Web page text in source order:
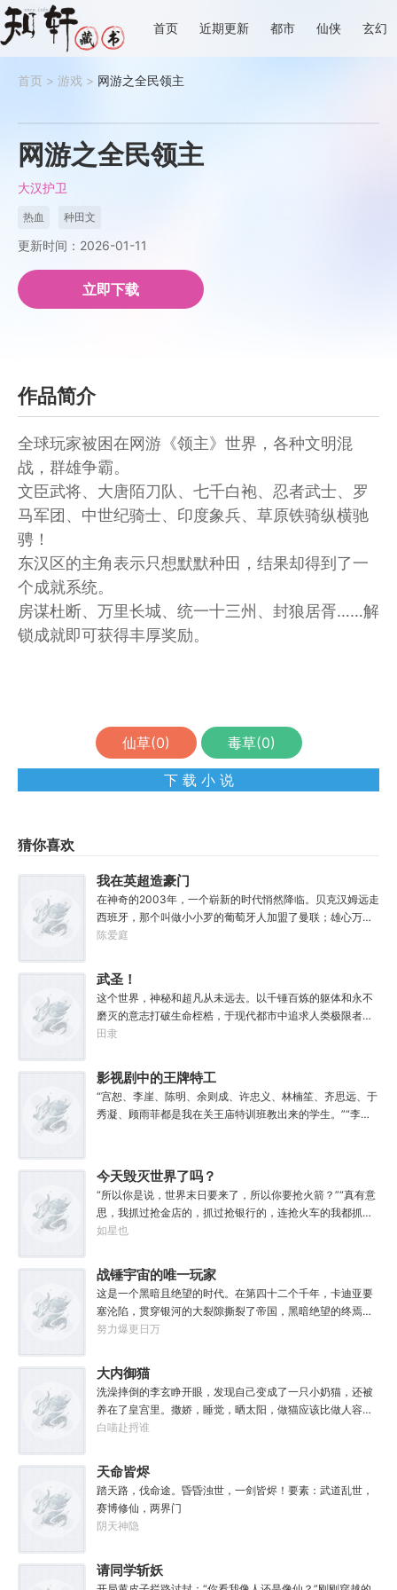
首页 近期更新 都市 仙侠 玄幻
首页 > 游戏 > 网游之全民领主
网游之全民领主
大汉护卫
热血 种田文
更新时间：2026-01-11
立即下载
作品简介
全球玩家被困在网游《领主》世界，各种文明混
战，群雄争霸。
文臣武将、大唐陌刀队、七千白袍、忍者武士、罗
马军团、中世纪骑士、印度象兵、草原铁骑纵横驰
骋！
东汉区的主角表示只想默默种田，结果却得到了一
个成就系统。
房谋杜断、万里长城、统一十三州、封狼居胥……解
锁成就即可获得丰厚奖励。
仙草(0) 毒草(0)
下 载 小 说
猜你喜欢
我在英超造豪门
在神奇的2003年，一个崭新的时代悄然降临。贝克汉姆远走
西班牙，那个叫做小小罗的葡萄牙人加盟了曼联；雄心万丈
的温格率领他的枪手军团，吹响了不败赛季的号角；斯坦福
下英才；在伦敦核心区的海德公园北门，刚从大学毕业的杨
诚继承了一家濒临破产的俱乐部，还有一块令所有人都垂涎
三尺的黄金地皮。“我绝对是有史以来最失败的穿越
者！”“但，我会带领我的球队，在英超，在欧洲，在全世
界，打下一片大大的疆土，让所有的豪门球队都匍匐在我们
陈爱庭
武圣！
这个世界，神秘和超凡从未远去。以千锤百炼的躯体和永不
磨灭的意志打破生命桎梏，于现代都市中追求人类极限者，
被称为：武道家！霓虹灯下，刀剑相交。广厦之巅，以拳会
限”的武道强者于苍穹下闯下如仙似神的名号，震古烁今，群
星闪耀！在这里，十年一届的“万邦武道会”直播是全球收视
率最高的节目，武道家为民族而战，为自己而战！在这里，
武道家用人类的血肉之躯和潜伏在黑暗中的魑魅魍魉，牛鬼
田隶
影视剧中的王牌特工
“宫恕、李崖、陈明、余则成、许忠义、林楠笙、齐思远、于
秀凝、顾雨菲都是我在关王庙特训班教出来的学生。”“李维
谁？”“我啊，他们都唤我老九。”“日本人那边，一直找的‘妇
好’就是我。”“嗯，我还有个代号，就是他们一直在找的‘喀秋
莎’。”
今天毁灭世界了吗？
“所以你是说，世界末日要来了，所以你要抢火箭？”“真有意
思，我抓过抢金店的，抓过抢银行的，连抢火车的我都抓
过，就是没抓过抢火箭的。”“你怎么想的？就算你真把火箭
开。”“真的，我已经开过无数次了。”“还有，你们真得快
点，我没时间了。”“没时间？”男人呵呵一笑。“你很忙
吗？”“很忙。”林序点点头。“我得去毁灭下一个世界了。”
如星也
战锤宇宙的唯一玩家
这是一个黑暗且绝望的时代。在第四十二个千年，卡迪亚要
塞沦陷，贯穿银河的大裂隙撕裂了帝国，黑暗绝望的终焉时
代降临。人类的命运似乎已被注定，要在无休止的恐怖战争
失的来到这个世界。“剧情对话什么的最烦人了，统统跳
过。”“我不想知道为什么，我只想大开杀戒。”基里曼：达奇
是个优秀的战士，就是不爱听人话，每次想和他说些什么，
他都要跳过。塔拉辛：我很好奇，他是怎么把恒星敲成一个
个方块的。钛族：对那家伙来说，物理学已经不存在了。恐
孩子抓了，把他们洗得白白净净的，这种羞辱让我悲愤欲
绝。奸奇：一切变化都是命运的一部分，但命运被那个混蛋
给打碎了。色孽：其实达奇已经被我腐化了，但我不敢告诉
他。………………达奇：前面忘了，后面也忘了，总之，让亚
努力爆更日万
大内御猫
洗澡摔倒的李玄睁开眼，发现自己变成了一只小奶猫，还被
养在了皇宫里。撒娇，睡觉，晒太阳，做猫应该比做人容易
吧？李玄本打算跟着自己身份高贵的小主受尽一生恩宠，享
都得散。那一夜，他只是多看了一眼，从此便走上了一条不
归路。【虎形十式：1%】李玄：呔！大内御猫在此，鼠辈还
不束手就擒！
白喵赴捋谁
天命皆烬
踏天路，伐命途。昏昏浊世，一剑皆烬！要素：武道乱世，
赛博修仙，两界门
阴天神隐
请同学斩妖